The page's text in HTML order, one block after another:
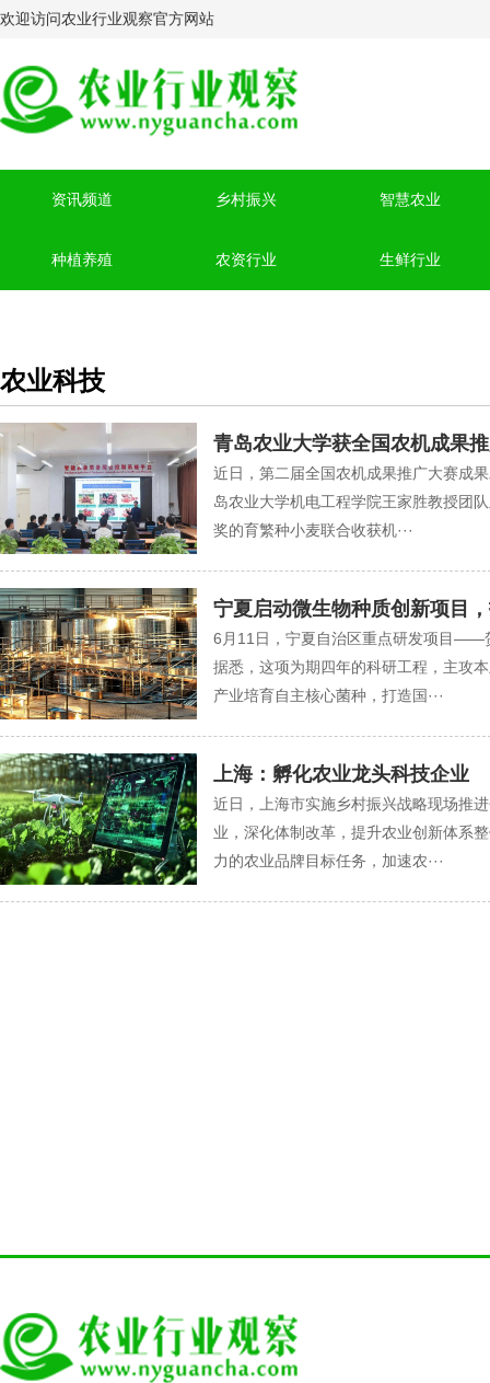
欢迎访问农业行业观察官方网站
资讯频道 乡村振兴 智慧农业
种植养殖 农资行业 生鲜行业
农业科技
青岛农业大学获全国农机成果
近日，第二届全国农机成果推广大赛成
岛农业大学机电工程学院王家胜教授团
奖的育繁种小麦联合收获机···
宁夏启动微生物种质创新项目
6月11日，宁夏自治区重点研发项目——
据悉，这项为期四年的科研工程，主攻
产业培育自主核心菌种，打造国···
上海：孵化农业龙头科技企业
近日，上海市实施乡村振兴战略现场推
业，深化体制改革，提升农业创新体系
力的农业品牌目标任务，加速农···